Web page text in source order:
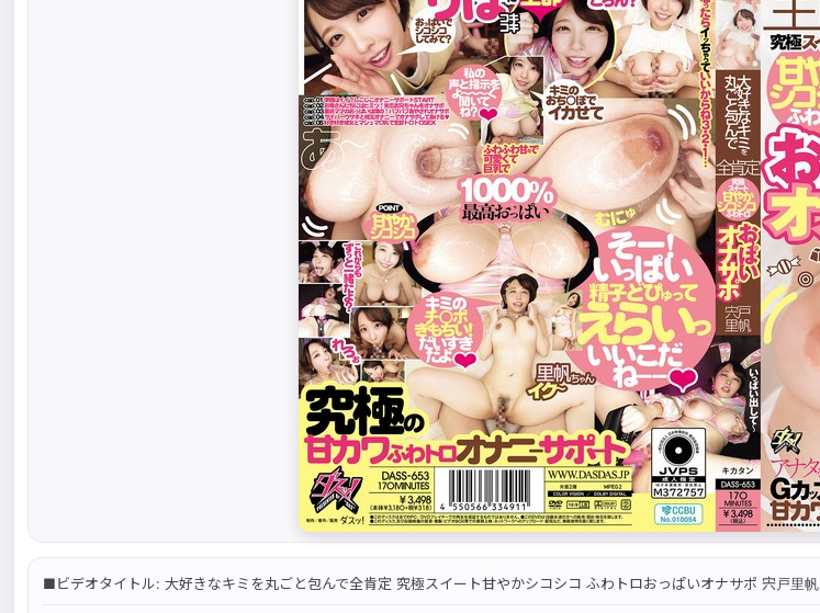
■ビデオタイトル: 大好きなキミを丸ごと包んで全肯定 究極スイート甘やかシコシコ ふわトロおっぱいオナサポ 宍戸里帆